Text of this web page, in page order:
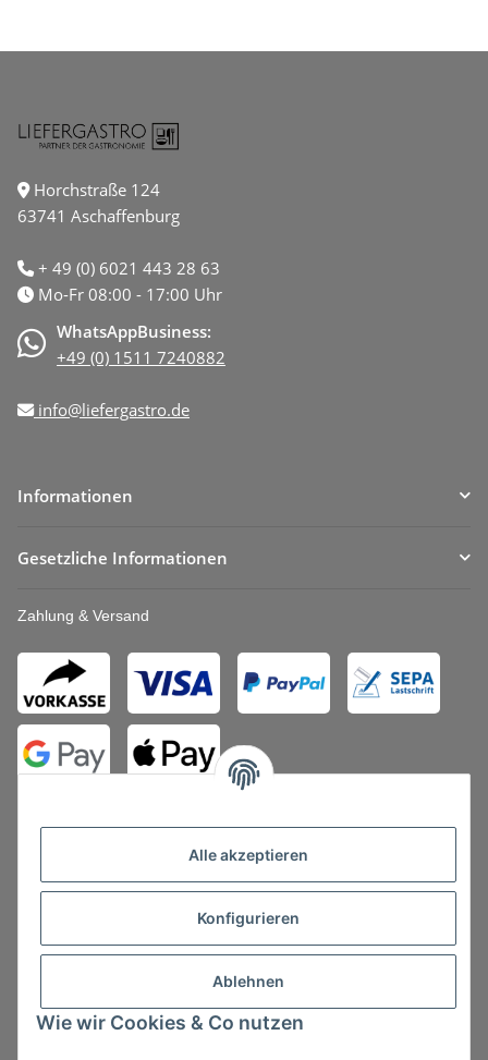
Alle akzeptieren
Konfigurieren
Ablehnen
Wie wir Cookies & Co nutzen
Horchstraße 124
63741 Aschaffenburg
+ 49 (0) 6021 443 28 63
Mo-Fr 08:00 - 17:00 Uhr
WhatsAppBusiness:
+49 (0) 1511 7240882
info@liefergastro.de
Informationen
Gesetzliche Informationen
Zahlung & Versand
Vertrag widerrufen